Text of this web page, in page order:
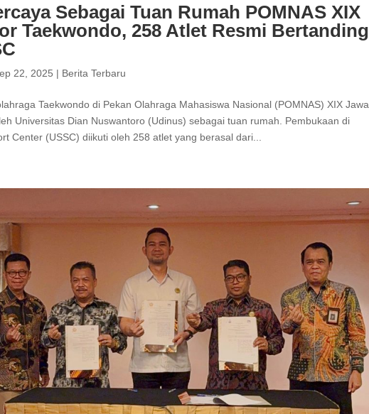
Sebagai Tuan Rumah POMNAS XIX
Taekwondo, 258 Atlet Resmi Bertanding
22, 2025 | Berita Terbaru
Taekwondo di Pekan Olahraga Mahasiswa Nasional (POMNAS) XIX Jawa
Universitas Dian Nuswantoro (Udinus) sebagai tuan rumah. Pembukaan di
Center (USSC) diikuti oleh 258 atlet yang berasal dari...